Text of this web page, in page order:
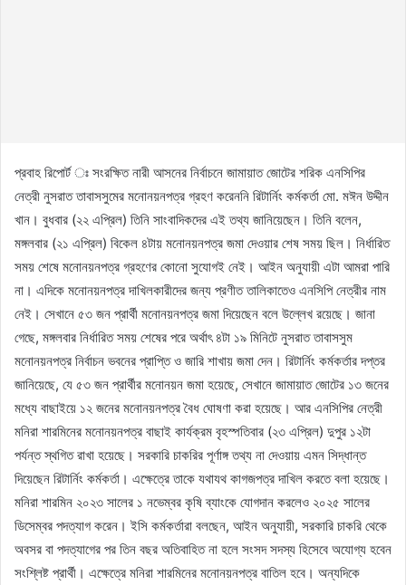
প্রবাহ রিপোর্ট ঃ সংরক্ষিত নারী আসনের নির্বাচনে জামায়াত জোটের শরিক এনসিপির
নেত্রী নুসরাত তাবাসসুমের মনোনয়নপত্র গ্রহণ করেননি রিটার্নিং কর্মকর্তা মো. মঈন উদ্দীন
খান। বুধবার (২২ এপ্রিল) তিনি সাংবাদিকদের এই তথ্য জানিয়েছেন। তিনি বলেন,
মঙ্গলবার (২১ এপ্রিল) বিকেল ৪টায় মনোনয়নপত্র জমা দেওয়ার শেষ সময় ছিল। নির্ধারিত
সময় শেষে মনোনয়নপত্র গ্রহণের কোনো সুযোগই নেই। আইন অনুযায়ী এটা আমরা পারি
না। এদিকে মনোনয়নপত্র দাখিলকারীদের জন্য প্রণীত তালিকাতেও এনসিপি নেত্রীর নাম
নেই। সেখানে ৫৩ জন প্রার্থী মনোনয়নপত্র জমা দিয়েছেন বলে উল্লেখ রয়েছে। জানা
গেছে, মঙ্গলবার নির্ধারিত সময় শেষের পরে অর্থাৎ ৪টা ১৯ মিনিটে নুসরাত তাবাসসুম
মনোনয়নপত্র নির্বাচন ভবনের প্রাপ্তি ও জারি শাখায় জমা দেন। রিটার্নিং কর্মকর্তার দপ্তর
জানিয়েছে, যে ৫৩ জন প্রার্থীর মনোনয়ন জমা হয়েছে, সেখানে জামায়াত জোটের ১৩ জনের
মধ্যে বাছাইয়ে ১২ জনের মনোনয়নপত্র বৈধ ঘোষণা করা হয়েছে। আর এনসিপির নেত্রী
মনিরা শারমিনের মনোনয়নপত্র বাছাই কার্যক্রম বৃহস্পতিবার (২৩ এপ্রিল) দুপুর ১২টা
পর্যন্ত স্থগিত রাখা হয়েছে। সরকারি চাকরির পূর্ণাঙ্গ তথ্য না দেওয়ায় এমন সিদ্ধান্ত
দিয়েছেন রিটার্নিং কর্মকর্তা। এক্ষেত্রে তাকে যথাযথ কাগজপত্র দাখিল করতে বলা হয়েছে।
মনিরা শারমিন ২০২৩ সালের ১ নভেম্বর কৃষি ব্যাংকে যোগদান করলেও ২০২৫ সালের
ডিসেম্বর পদত্যাগ করেন। ইসি কর্মকর্তারা বলছেন, আইন অনুযায়ী, সরকারি চাকরি থেকে
অবসর বা পদত্যাগের পর তিন বছর অতিবাহিত না হলে সংসদ সদস্য হিসেবে অযোগ্য হবেন
সংশ্লিষ্ট প্রার্থী। এক্ষেত্রে মনিরা শারমিনের মনোনয়নপত্র বাতিল হবে। অন্যদিকে